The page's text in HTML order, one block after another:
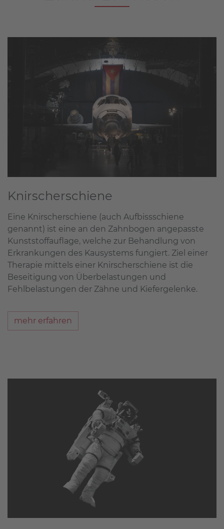
Knirscherschiene
Eine Knirscherschiene (auch Aufbissschiene
genannt) ist eine an den Zahnbogen angepasste
Kunststoffauflage, welche zur Behandlung von
Erkrankungen des Kausystems fungiert. Ziel einer
Therapie mittels einer Knirscherschiene ist die
Beseitigung von Überbelastungen und
Fehlbelastungen der Zähne und Kiefergelenke.
mehr erfahren